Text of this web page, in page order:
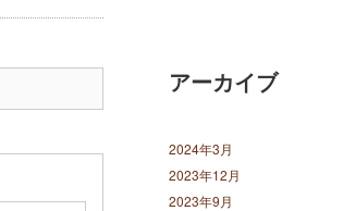
アーカイブ
2024年3月
2023年12月
2023年9月